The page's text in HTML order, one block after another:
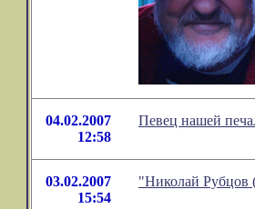
04.02.2007
12:58
Певец нашей
03.02.2007
15:54
"Николай Рубцов